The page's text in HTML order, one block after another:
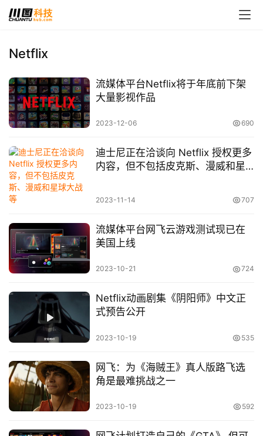
首
娱
乐
Netflix
流媒体平台Netflix将于年底前下架
大量影视作品
2023-12-06 690
迪士尼正在洽谈向 Netflix 授权更多
内容，但不包括皮克斯、漫威和星
2023-11-14 707
流媒体平台网飞云游戏测试现已在
美国上线
2023-10-21 724
Netflix动画剧集《阴阳师》中文正
式预告公开
2023-10-19 535
网飞：为《海贼王》真人版路飞选
角是最难挑战之一
2023-10-19 592